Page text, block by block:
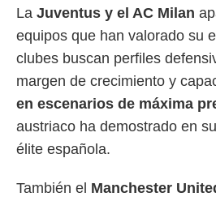
e
mediante
publicidad
publicidad
La Juventus y el AC Milan
equipos que han valorado su
clubes buscan perfiles
margen de crecimiento y
en escenarios de máxima
austriaco ha demostrado en
élite española.
También el Manchester